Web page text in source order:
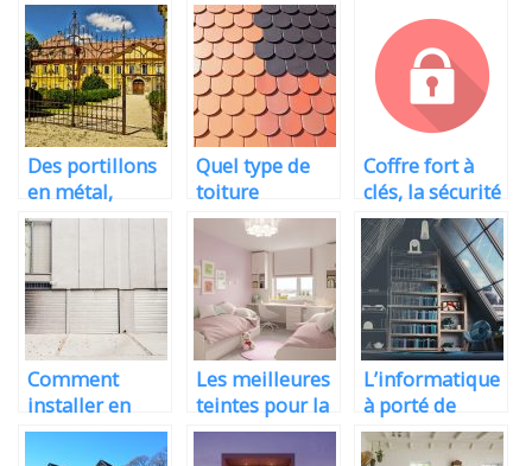
camionnette de
déménagement?
Des portillons
en métal,
aluminium ou
pvc, la sécurité
par un
professionnel
Quel type de
toiture
convient à
votre maison ?
Coffre fort à
clés, la sécurité
renforcée de
vos clés
Comment
installer en
toute sécurité
la porte de
Les meilleures
teintes pour la
chambre des
filles
L’informatique
à porté de
main pour la
décoration